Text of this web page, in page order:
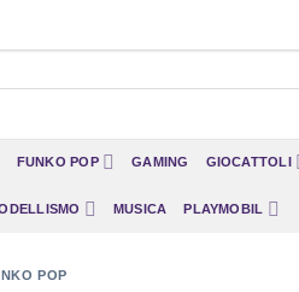
FUNKO POP GAMING GIOCATTOLI
MUSICA PLAYMOBIL
POP